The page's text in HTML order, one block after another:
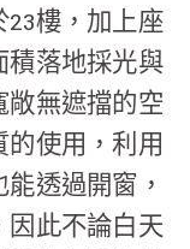
樓，加上座
積落地採光與
敞無遮擋的空
的使用，利用
透過開窗，
因此不論白天